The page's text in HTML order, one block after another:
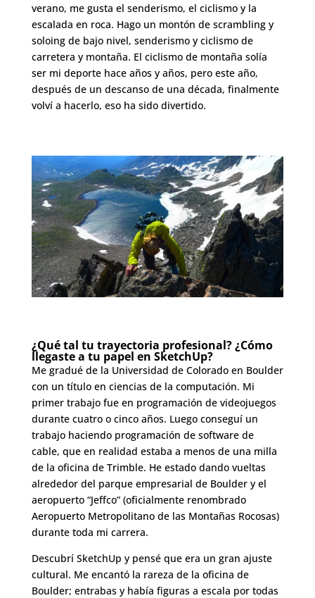
verano, me gusta el senderismo, el ciclismo y la
escalada en roca. Hago un montón de scrambling y
soloing de bajo nivel, senderismo y ciclismo de
carretera y montaña. El ciclismo de montaña solía
ser mi deporte hace años y años, pero este año,
después de un descanso de una década, finalmente
volví a hacerlo, eso ha sido divertido.
¿Qué tal tu trayectoria profesional? ¿Cómo
llegaste a tu papel en SketchUp?
Me gradué de la Universidad de Colorado en Boulder
con un título en ciencias de la computación. Mi
primer trabajo fue en programación de videojuegos
durante cuatro o cinco años. Luego conseguí un
trabajo haciendo programación de software de
cable, que en realidad estaba a menos de una milla
de la oficina de Trimble. He estado dando vueltas
alrededor del parque empresarial de Boulder y el
aeropuerto “Jeffco” (oficialmente renombrado
Aeropuerto Metropolitano de las Montañas Rocosas)
durante toda mi carrera.
Descubrí SketchUp y pensé que era un gran ajuste
cultural. Me encantó la rareza de la oficina de
Boulder; entrabas y había figuras a escala por todas